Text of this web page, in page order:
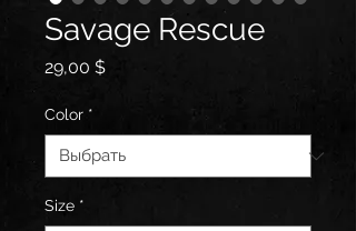
Savage Rescue
29,00 $Цена
Color *
Size *